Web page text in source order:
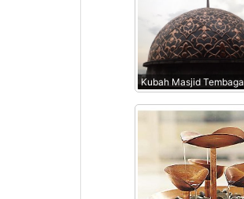
Kubah Masjid Tembaga